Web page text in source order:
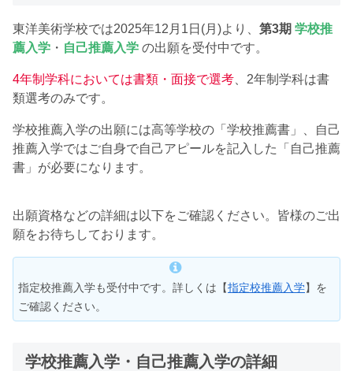
東洋美術学校では2025年12月1日(月)より、 第3期 学校推
薦入学 ・ 自己推薦入学 の出願を受付中です。
4年制学科においては書類・面接で選考 、2年制学科は書
類選考のみです。
学校推薦入学の出願には高等学校の「学校推薦書」、自己
推薦入学ではご自身で自己アピールを記入した「自己推薦
書」が必要になります。
出願資格などの詳細は以下をご確認ください。皆様のご出
願をお待ちしております。
指定校推薦入学も受付中です。詳しくは【指定校推薦入学】を
ご確認ください。
学校推薦入学・自己推薦入学の詳細